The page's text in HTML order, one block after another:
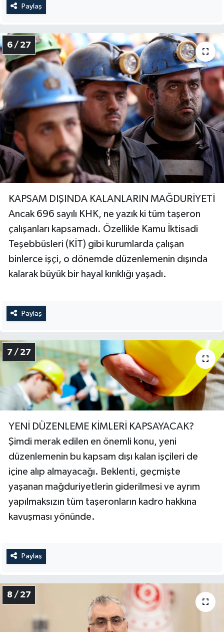
Paylaş
6 / 27
KAPSAM DIŞINDA KALANLARIN MAĞDURİYETİ
Ancak 696 sayılı KHK, ne yazık ki tüm taşeron
çalışanları kapsamadı. Özellikle Kamu İktisadi
Teşebbüsleri (KİT) gibi kurumlarda çalışan
binlerce işçi, o dönemde düzenlemenin dışında
kalarak büyük bir hayal kırıklığı yaşadı.
Paylaş
7 / 27
YENİ DÜZENLEME KİMLERİ KAPSAYACAK?
Şimdi merak edilen en önemli konu, yeni
düzenlemenin bu kapsam dışı kalan işçileri de
içine alıp almayacağı. Beklenti, geçmişte
yaşanan mağduriyetlerin giderilmesi ve ayrım
yapılmaksızın tüm taşeronların kadro hakkına
kavuşması yönünde.
Paylaş
8 / 27